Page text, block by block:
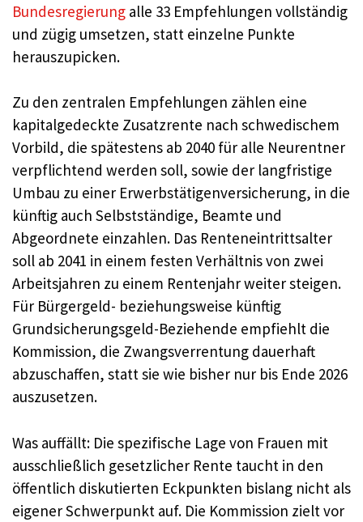
Bundesregierung alle 33 Empfehlungen vollständig
und zügig umsetzen, statt einzelne Punkte
herauszupicken.
Zu den zentralen Empfehlungen zählen eine
kapitalgedeckte Zusatzrente nach schwedischem
Vorbild, die spätestens ab 2040 für alle Neurentner
verpflichtend werden soll, sowie der langfristige
Umbau zu einer Erwerbstätigenversicherung, in die
künftig auch Selbstständige, Beamte und
Abgeordnete einzahlen. Das Renteneintrittsalter
soll ab 2041 in einem festen Verhältnis von zwei
Arbeitsjahren zu einem Rentenjahr weiter steigen.
Für Bürgergeld- beziehungsweise künftig
Grundsicherungsgeld-Beziehende empfiehlt die
Kommission, die Zwangsverrentung dauerhaft
abzuschaffen, statt sie wie bisher nur bis Ende 2026
auszusetzen.
Was auffällt: Die spezifische Lage von Frauen mit
ausschließlich gesetzlicher Rente taucht in den
öffentlich diskutierten Eckpunkten bislang nicht als
eigener Schwerpunkt auf. Die Kommission zielt vor